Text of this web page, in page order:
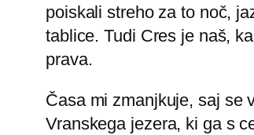
poiskali streho za to noč,
tablice. Tudi Cres je naš,
prava.
Časa mi zmanjkuje, saj se
Vranskega jezera, ki ga s